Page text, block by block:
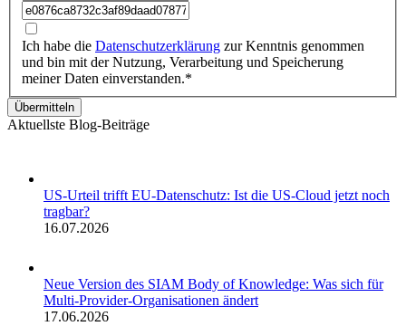
Ich habe die Datenschutzerklärung zur Kenntnis genommen
und bin mit der Nutzung, Verarbeitung und Speicherung
meiner Daten einverstanden.*
Übermitteln
Aktuellste Blog-Beiträge
US-Urteil trifft EU-Datenschutz: Ist die US-Cloud jetzt noch
tragbar?
16.07.2026
Neue Version des SIAM Body of Knowledge: Was sich für
Multi-Provider-Organisationen ändert
17.06.2026